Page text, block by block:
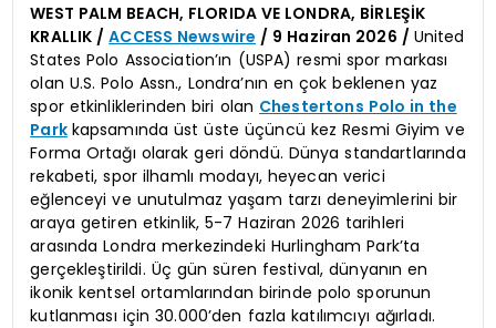
WEST PALM BEACH, FLORIDA VE LONDRA, BİRLEŞİK
KRALLIK /ACCESS Newswire / 9 Haziran 2026 / United
States Polo Association’ın (USPA) resmi spor markası
olan U.S. Polo Assn., Londra’nın en çok beklenen yaz
spor etkinliklerinden biri olan Chestertons Polo in the
Park kapsamında üst üste üçüncü kez Resmi Giyim ve
Forma Ortağı olarak geri döndü. Dünya standartlarında
rekabeti, spor ilhamlı modayı, heyecan verici
eğlenceyi ve unutulmaz yaşam tarzı deneyimlerini bir
araya getiren etkinlik, 5-7 Haziran 2026 tarihleri
arasında Londra merkezindeki Hurlingham Park’ta
gerçekleştirildi. Üç gün süren festival, dünyanın en
ikonik kentsel ortamlarından birinde polo sporunun
kutlanması için 30.000’den fazla katılımcıyı ağırladı.